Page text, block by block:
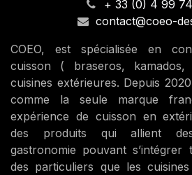
+ 33 (0) 4 99
contact@coeo-
COEO, est spécialisée en
cuisson ( braseros,
cuisines extérieures. Depuis
comme la seule marque
expérience de cuisson en
des produits qui allient
gastronomie pouvant s’intégrer
des particuliers que les